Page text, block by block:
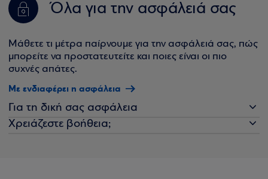
Όλα για την ασφάλειά σας
Μάθετε τι μέτρα παίρνουμε για την ασφάλειά σας, πώς
μπορείτε να προστατευτείτε και ποιες είναι οι πιο
συχνές απάτες.
Με ενδιαφέρει η ασφάλεια
Για τη δική σας ασφάλεια
Χρειάζεστε βοήθεια;